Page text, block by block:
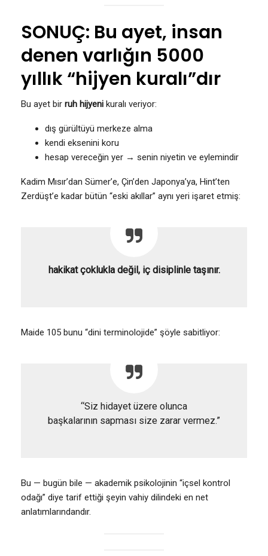
SONUÇ: Bu ayet, insan
denen varlığın 5000
yıllık “hijyen kuralı”dır
Bu ayet bir ruh hijyeni kuralı veriyor:
dış gürültüyü merkeze alma
kendi eksenini koru
hesap vereceğin yer → senin niyetin ve eylemindir
Kadim Mısır’dan Sümer’e, Çin’den Japonya’ya, Hint’ten
Zerdüşt’e kadar bütün “eski akıllar” aynı yeri işaret etmiş:
hakikat çoklukla değil, iç disiplinle taşınır.
Maide 105 bunu “dini terminolojide” şöyle sabitliyor:
“Siz hidayet üzere olunca
başkalarının sapması size zarar vermez.”
Bu — bugün bile — akademik psikolojinin “içsel kontrol
odağı” diye tarif ettiği şeyin vahiy dilindeki en net
anlatımlarındandır.